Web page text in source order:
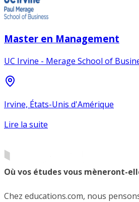
Master en Management
UC Irvine - Merage School of
Irvine, États-Unis d'Amérique
Lire la suite
Où vos études vous mèneront-
Chez educations.com, nous